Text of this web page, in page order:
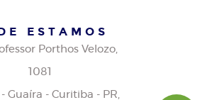
ESTAMOS
Porthos Velozo,
1081
- Guaíra - Curitiba - PR,